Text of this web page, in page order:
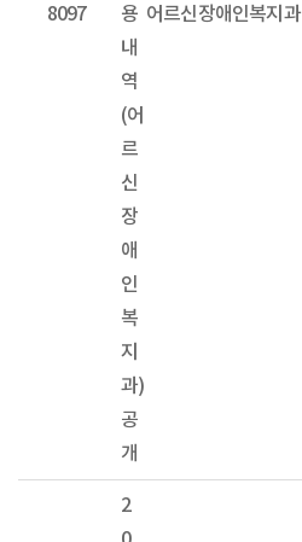
8097
용
내
역
(어
르
신
장
애
인
복
지
과)
공
개
어르신장애인복지과
2